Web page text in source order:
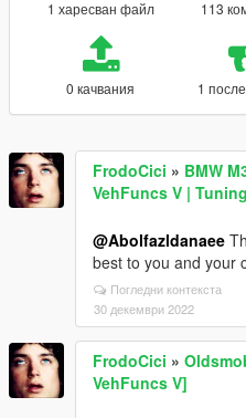
1 харесван файл 113
0 качвания 1
FrodoCici » BMW
VehFuncs V |
@Abolfazldanaee
best to you and
Погледни контекста
30 декември 2022
FrodoCici »
VehFuncs V]